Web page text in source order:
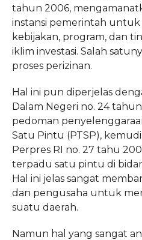
tahun 2006,
instansi pemerintah
kebijakan, program, dan
iklim investasi. Salah
proses perizinan.
Hal ini pun diperjelas
Dalam Negeri no. 24
pedoman
Satu Pintu (PTSP),
Perpres RI no. 27 tahu
terpadu satu pintu di
Hal ini jelas sangat
dan pengusaha untuk
suatu daerah.
Namun hal yang sangat